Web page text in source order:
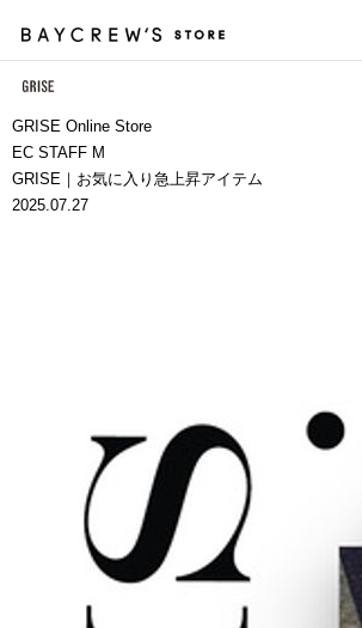
GRISE Online Store
EC STAFF M
GRISE｜お気に入り急上昇アイテム
2025.07.27